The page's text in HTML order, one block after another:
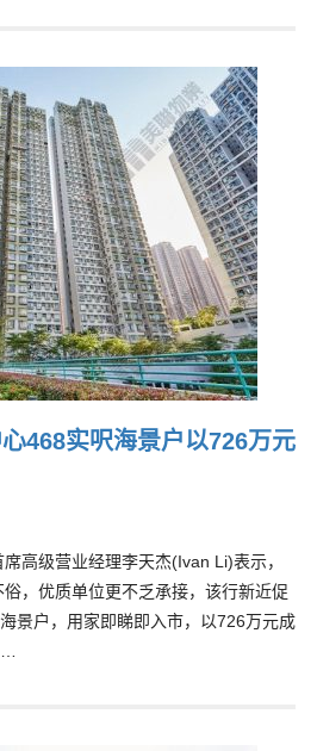
468实呎海景户以726万元
高级营业经理李天杰(Ivan Li)表示，
，优质单位更不乏承接，该行新近促
景户，用家即睇即入市，以726万元成